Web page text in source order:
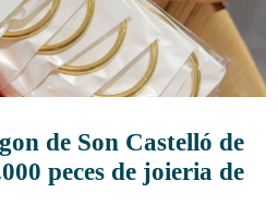
de Son Castelló de
peces de joieria de